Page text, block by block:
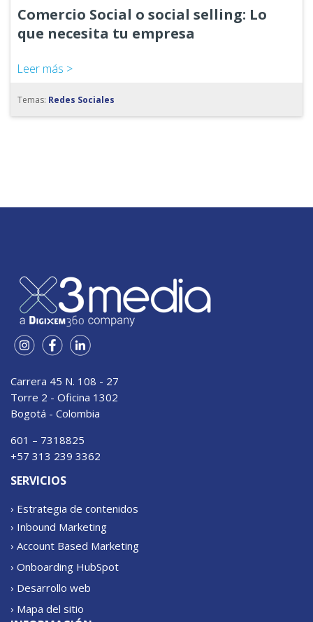
Comercio Social o social selling: Lo
que necesita tu empresa
Leer más >
Temas: Redes Sociales
Carrera 45 N. 108 - 27
Torre 2 - Oficina 1302
Bogotá - Colombia
601 – 7318825
+57 313 239 3362
SERVICIOS
› Estrategia de contenidos
› Inbound Marketing
› Account Based Marketing
› Onboarding HubSpot
› Desarrollo web
› Mapa del sitio